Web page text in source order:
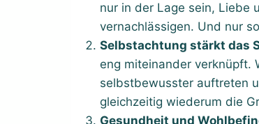
nur in der Lage sein, Liebe
vernachlässigen. Und nur
Selbstachtung stärkt das
eng miteinander verknüpft.
selbstbewusster auftreten
gleichzeitig wiederum die
Gesundheit und